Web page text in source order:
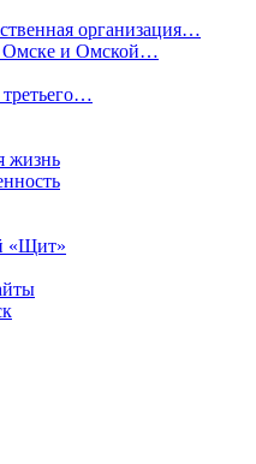
организация…
Омске и Омской…
жизнь
«Щит»